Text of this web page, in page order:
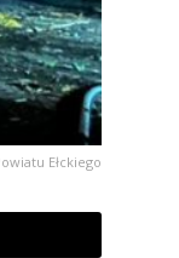
Ełckiego